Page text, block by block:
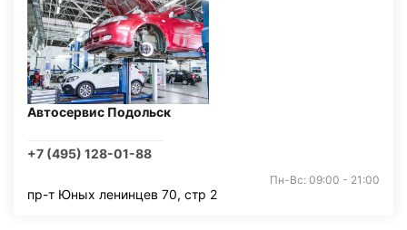
Автосервис Подольск
+7 (495) 128-01-88
Пн-Вс: 09:00 - 21:00
пр-т Юных ленинцев 70, стр 2